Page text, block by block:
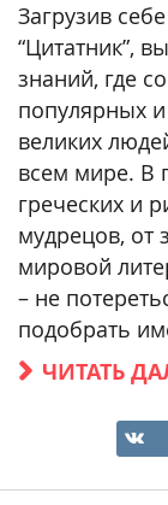
Загрузив
“Цитатник”,
знаний, где
популярных
великих
всем мире. В
греческих и
мудрецов, от
мировой
– не
подобрать
ЧИТАТЬ